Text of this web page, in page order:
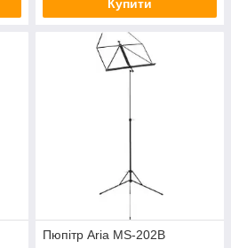
Купити
Пюпітр Aria MS-202B